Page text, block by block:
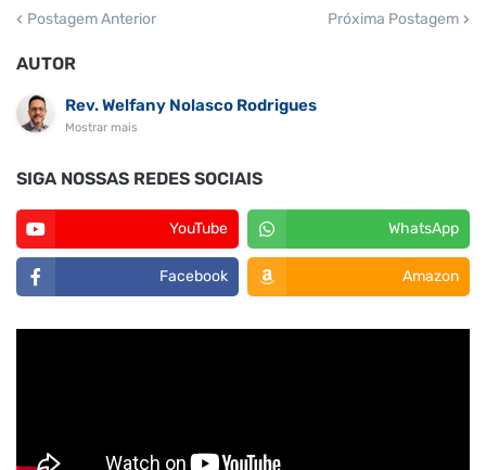
Postagem Anterior Próxima Postagem
AUTOR
Rev. Welfany Nolasco Rodrigues
Mostrar mais
SIGA NOSSAS REDES SOCIAIS
YouTube WhatsApp
Facebook Amazon